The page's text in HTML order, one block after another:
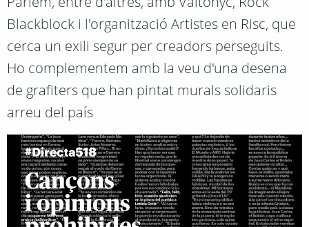
Blackblock i l'organització Artistes en Risc, que
cerca un exili segur per creadors perseguits.
Ho complementem amb la veu d'una desena
de grafiters que han pintat murals solidaris
arreu del país